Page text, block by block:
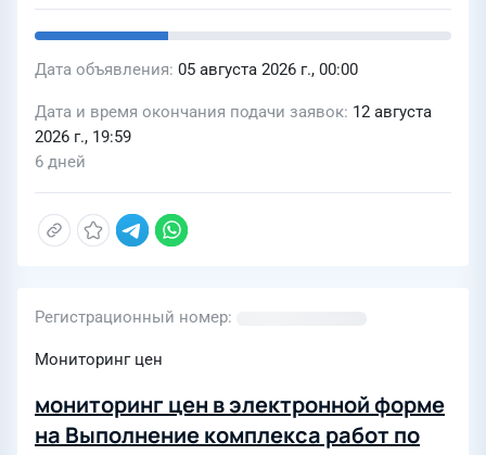
Дата объявления 05 августа 2026 г., 00:00
Дата и время окончания подачи заявок 12 августа
2026 г., 19:59
6 дней
Регистрационный номер
Мониторинг цен
мониторинг цен в электронной форме
на Выполнение комплекса работ по